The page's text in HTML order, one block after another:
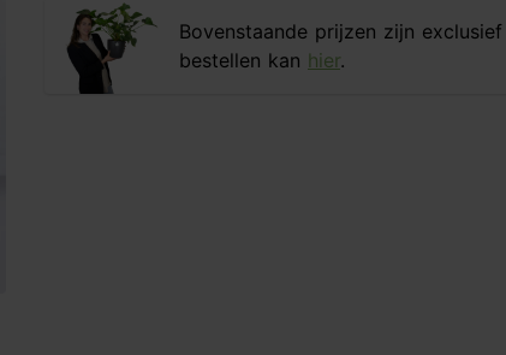
Bovenstaande prijzen zijn
bestellen kan hier.